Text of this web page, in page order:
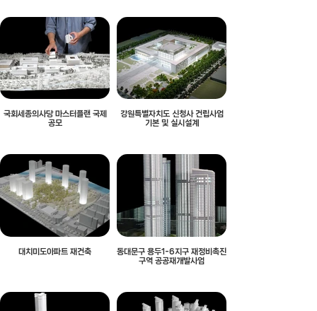
국회세종의사당 마스터플랜 국제
공모
강원특별자치도 신청사 건립사업
기본 및 실시설계
대치미도아파트 재건축
동대문구 용두1-6지구 재정비촉진
구역 공공재개발사업